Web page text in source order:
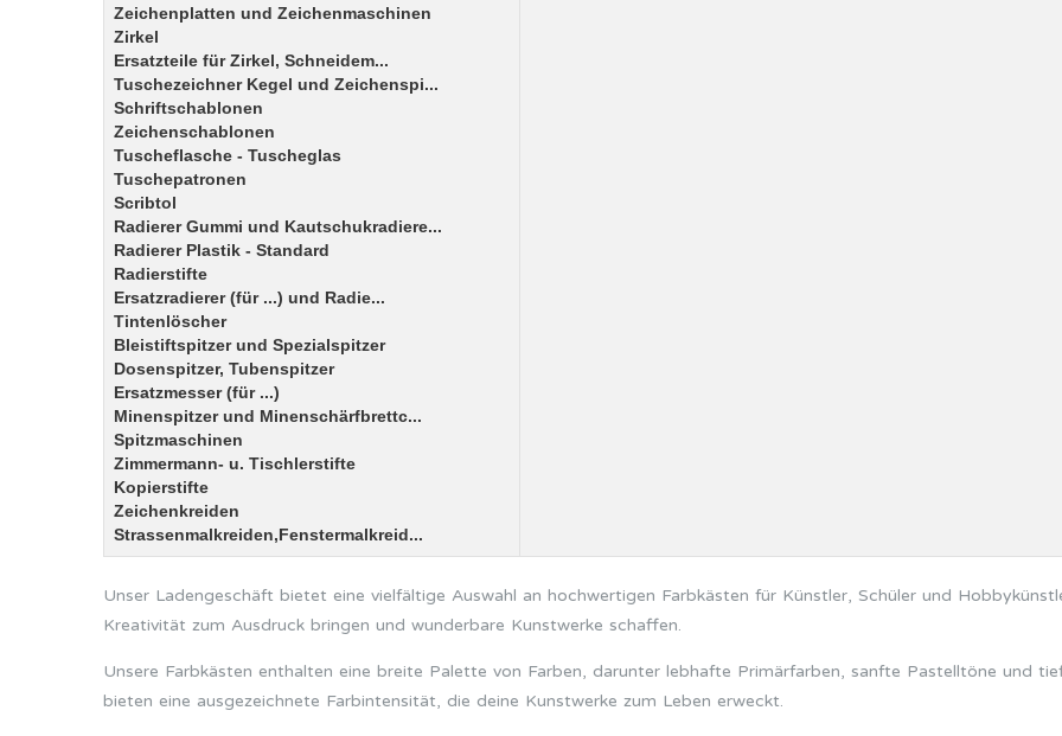
Zeichenplatten und Zeichenmaschinen
Zirkel
Ersatzteile für Zirkel, Schneidem...
Tuschezeichner Kegel und Zeichenspi...
Schriftschablonen
Zeichenschablonen
Tuscheflasche - Tuscheglas
Tuschepatronen
Scribtol
Radierer Gummi und Kautschukradiere...
Radierer Plastik - Standard
Radierstifte
Ersatzradierer (für ...) und Radie...
Tintenlöscher
Bleistiftspitzer und Spezialspitzer
Dosenspitzer, Tubenspitzer
Ersatzmesser (für ...)
Minenspitzer und Minenschärfbrettc...
Spitzmaschinen
Zimmermann- u. Tischlerstifte
Kopierstifte
Zeichenkreiden
Strassenmalkreiden,Fenstermalkreid...
Unser Ladengeschäft bietet eine vielfältige Auswahl an hochwertigen Farbkästen für Künstler, Schüler und
Kreativität zum Ausdruck bringen und wunderbare Kunstwerke schaffen.
Unsere Farbkästen enthalten eine breite Palette von Farben, darunter lebhafte Primärfarben, sanfte Pastelltöne und
bieten eine ausgezeichnete Farbintensität, die deine Kunstwerke zum Leben erweckt.